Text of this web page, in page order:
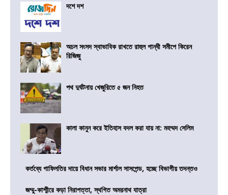
দশে দশ
অচল সংসদ স্বাভাবিক রাখতে রাহুল গান্ধী সমীপে কিরেন
রিজিজু
পথ দুর্ঘটনায় খেজুরিতে ৫ জন নিহত
কালা কানুন করে ইতিহাস বদল করা যায় না: মহম্মদ সেলিম
কর্তব্যে গাফিলতির দায়ে বিধান সভার মার্শাল সাসপেন্ড, হচ্ছে বিভাগীয় তদন্তও
জম্মু-কাশ্মীরে কড়া নিরাপত্তা, স্থগিত অমরনাথ যাত্রা